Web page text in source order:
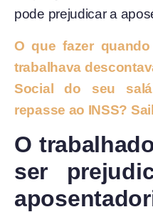
pode prejudicar a
O que fazer
trabalhava
Social do seu
repasse ao INSS?
O
ser